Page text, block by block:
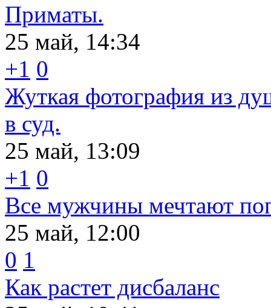
Приматы.
25 май, 14:34
+1 0
Жуткая фотография из
в суд.
25 май, 13:09
+1 0
Все мужчины мечтают
25 май, 12:00
0 1
Как растет дисбаланс